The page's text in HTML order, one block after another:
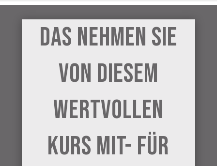
Das nehmen Sie
von diesem
Wertvollen
Kurs mit- Für